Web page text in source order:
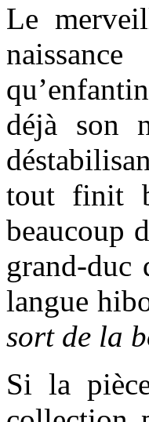
Le
déjà son
tout finit
beaucoup
grand-duc
langue
sort de la
Si la